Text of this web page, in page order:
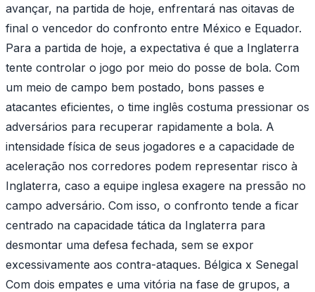
avançar, na partida de hoje, enfrentará nas oitavas de
final o vencedor do confronto entre México e Equador.
Para a partida de hoje, a expectativa é que a Inglaterra
tente controlar o jogo por meio do posse de bola. Com
um meio de campo bem postado, bons passes e
atacantes eficientes, o time inglês costuma pressionar os
adversários para recuperar rapidamente a bola. A
intensidade física de seus jogadores e a capacidade de
aceleração nos corredores podem representar risco à
Inglaterra, caso a equipe inglesa exagere na pressão no
campo adversário. Com isso, o confronto tende a ficar
centrado na capacidade tática da Inglaterra para
desmontar uma defesa fechada, sem se expor
excessivamente aos contra-ataques. Bélgica x Senegal
Com dois empates e uma vitória na fase de grupos, a